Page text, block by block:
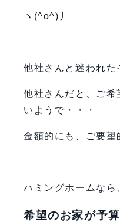
ヽ(^o^)丿
他社さんと迷われた
他社さんだと、ご
いようで・・・
金額的にも、ご要望
ハミングホームなら
希望のお家が予